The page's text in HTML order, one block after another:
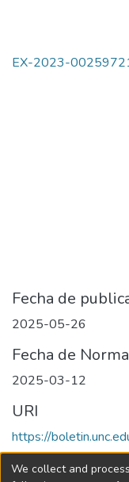
EX-2023-
Fecha de
2025-05-26
Fecha de
2025-03-12
URI
https://
Collections
We collect and